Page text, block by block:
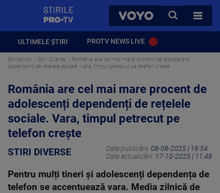
VOYO
CAUTA
TOATE
ULTIMELE ȘTIRI PROTV NEWS LIVE
Stirileprotv Stiri Diverse
România are cel mai mare procent de adolescenți
dependenți de rețelele sociale. Vara, timpul petrecut pe telefon crește
România are cel mai mare procent de
adolescenți dependenți de rețelele
sociale. Vara, timpul petrecut pe
telefon crește
STIRI DIVERSE Data publicării: 08-08-2025 | 19:54
Data actualizării: 17-10-2025 | 11:48
Pentru mulți tineri și adolescenți dependența de
telefon se accentuează vara. Media zilnică de